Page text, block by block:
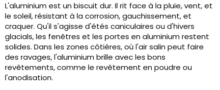
L'aluminium est un biscuit dur. Il rit face à la pluie, vent, et
le soleil, résistant à la corrosion, gauchissement, et
craquer. Qu'il s'agisse d'étés caniculaires ou d'hivers
glacials, les fenêtres et les portes en aluminium restent
solides. Dans les zones côtières, où l'air salin peut faire
des ravages, l'aluminium brille avec les bons
revêtements, comme le revêtement en poudre ou
l'anodisation.